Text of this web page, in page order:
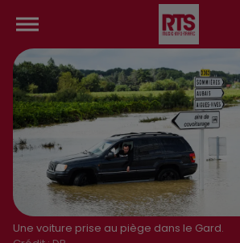
Une voiture prise au piège dans le Gard.